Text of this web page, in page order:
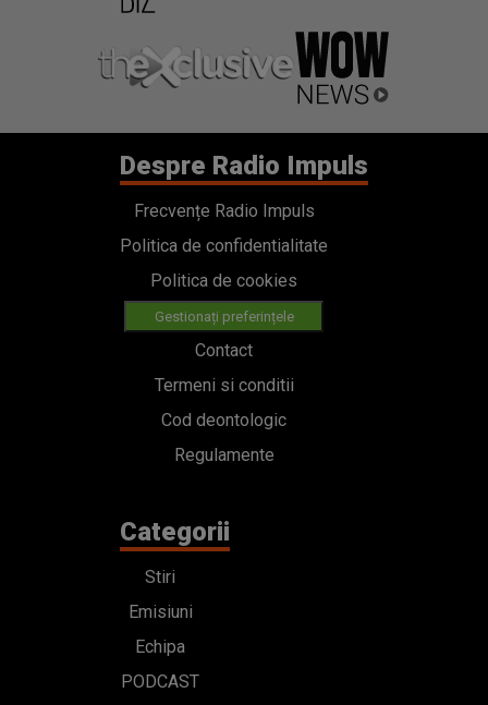
Despre Radio Impuls
Frecvențe Radio Impuls
Politica de confidentialitate
Politica de cookies
Gestionați preferințele
Contact
Termeni si conditii
Cod deontologic
Regulamente
Categorii
Stiri
Emisiuni
Echipa
PODCAST